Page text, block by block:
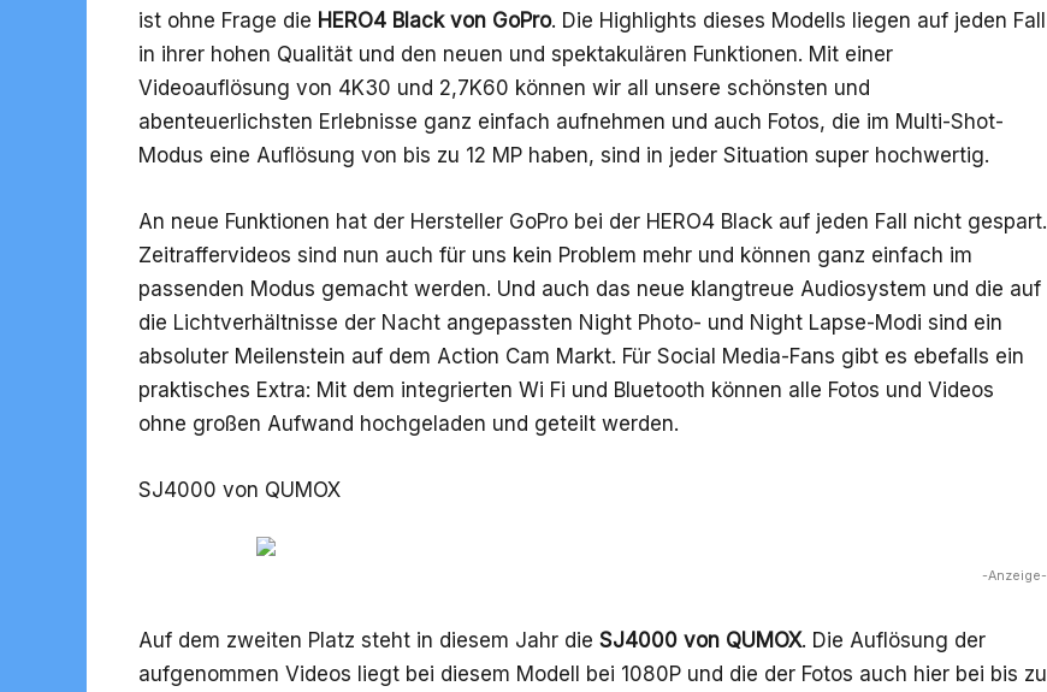
ist ohne Frage die HERO4 Black von GoPro. Die Highlights dieses Modells liegen auf jeden Fall
in ihrer hohen Qualität und den neuen und spektakulären Funktionen. Mit einer
Videoauflösung von 4K30 und 2,7K60 können wir all unsere schönsten und
abenteuerlichsten Erlebnisse ganz einfach aufnehmen und auch Fotos, die im Multi-Shot-
Modus eine Auflösung von bis zu 12 MP haben, sind in jeder Situation super hochwertig.
An neue Funktionen hat der Hersteller GoProbei der HERO4 Black auf jeden Fall nicht gespart.
Zeitraffervideos sind nun auch für uns kein Problem mehr und können ganz einfach im
passenden Modus gemacht werden. Und auch das neue klangtreue Audiosystem und die auf
die Lichtverhältnisse der Nacht angepassten Night Photo- und Night Lapse-Modi sind ein
absoluter Meilenstein auf dem Action Cam Markt. Für Social Media-Fans gibt es ebefalls ein
praktisches Extra: Mit dem integrierten Wi Fi und Bluetooth können alle Fotos und Videos
ohne großen Aufwand hochgeladen und geteilt werden.
SJ4000 von QUMOX
-Anzeige-
Auf dem zweiten Platz steht in diesem Jahr die SJ4000 von QUMOX. Die Auflösung der
aufgenommen Videos liegt bei diesem Modell bei 1080P und die der Fotos auch hier bei bis zu